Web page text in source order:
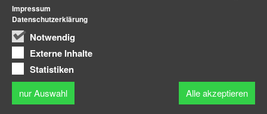
Notwendig
Externe Inhalte
Statistiken
nur Auswahl Alle akzeptieren
Impressum
Datenschutzerklärung